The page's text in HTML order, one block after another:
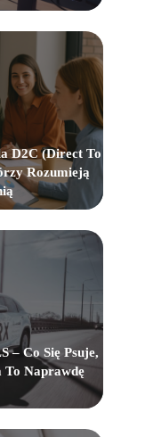
D2C (Direct To
Rozumieją
– Co Się Psuje,
To Naprawdę